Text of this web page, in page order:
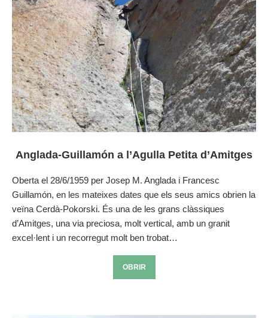
Anglada-Guillamón a l’Agulla Petita d’Amitges
Oberta el 28/6/1959 per Josep M. Anglada i Francesc
Guillamón, en les mateixes dates que els seus amics obrien la
veïna Cerdà-Pokorski. És una de les grans clàssiques
d’Amitges, una via preciosa, molt vertical, amb un granit
excel·lent i un recorregut molt ben trobat…
OBRIR